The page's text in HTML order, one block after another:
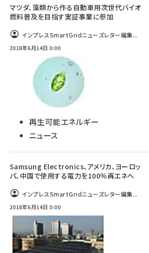
マツダ、藻類から作る自動車用次世代バイオ
燃料普及を目指す実証事業に参加
インプレスSmartGridニューズレター編集...
2018年6月14日 0:00
再生可能エネルギー
ニュース
Samsung Electronics、アメリカ、ヨーロッ
パ、中国で使用する電力を100％再エネへ
インプレスSmartGridニューズレター編集...
2018年6月14日 0:00